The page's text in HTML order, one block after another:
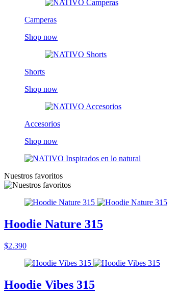
Camperas
Shop now
Shorts
Shop now
Accesorios
Shop now
Nuestros favoritos
Hoodie Nature 315
$2.390
Hoodie Vibes 315